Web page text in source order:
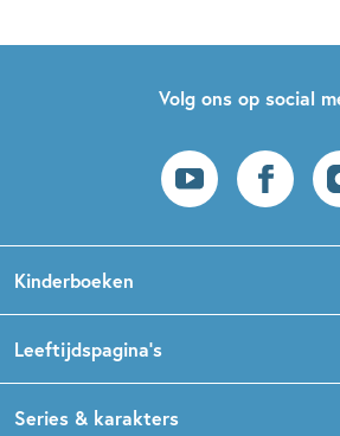
Volg ons op social
Kinderboeken
Prentenboeken
Leeftijdspagina’s
Series & karakters